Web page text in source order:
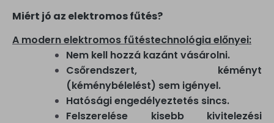
Miért jó az elektromos fűtés?
A modern elektromos fűtéstechnológia előnyei:
Nem kell hozzá kazánt vásárolni.
Csőrendszert, kéményt
(kéménybélelést) sem igényel.
Hatósági engedélyeztetés sincs.
Felszerelése kisebb kivitelezési